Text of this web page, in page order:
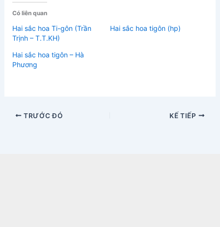
Có liên quan
Hai sắc hoa Ti-gôn (Trần
Trịnh – T.T.KH)
Hai sắc hoa tigôn (hp)
Hai sắc hoa tigôn – Hà
Phương
TRƯỚC ĐÓ KẾ TIẾP